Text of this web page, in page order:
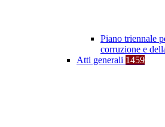
Piano triennale
corruzione e
Atti generali 1459